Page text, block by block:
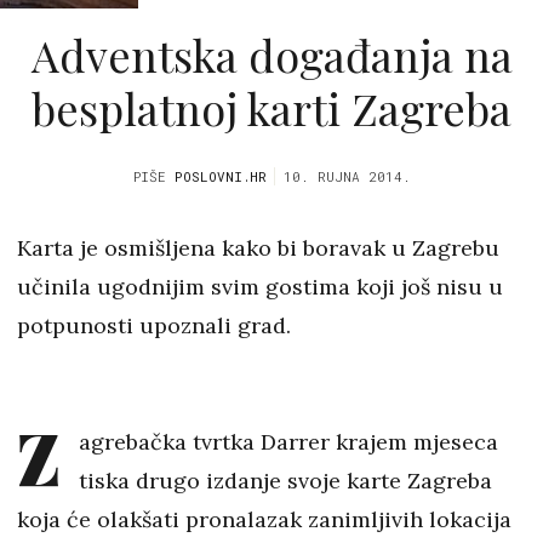
Adventska događanja na
besplatnoj karti Zagreba
PIŠE POSLOVNI.HR 10. RUJNA 2014.
Karta je osmišljena kako bi boravak u Zagrebu
učinila ugodnijim svim gostima koji još nisu u
potpunosti upoznali grad.
Z
agrebačka tvrtka Darrer krajem mjeseca
tiska drugo izdanje svoje karte Zagreba
koja će olakšati pronalazak zanimljivih lokacija